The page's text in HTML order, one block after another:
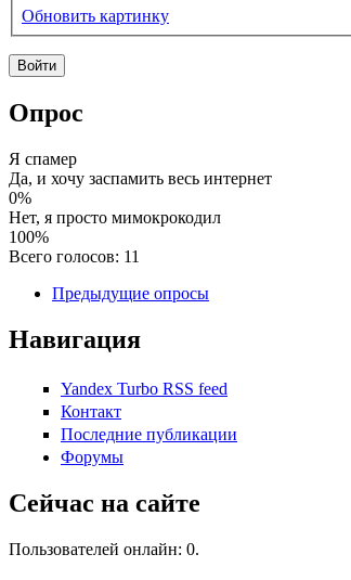
Обновить картинку
Опрос
Я спамер
Да, и хочу заспамить весь интернет
0%
Нет, я просто мимокрокодил
100%
Всего голосов: 11
Предыдущие опросы
Навигация
Yandex Turbo RSS feed
Контакт
Последние публикации
Форумы
Сейчас на сайте
Пользователей онлайн: 0.